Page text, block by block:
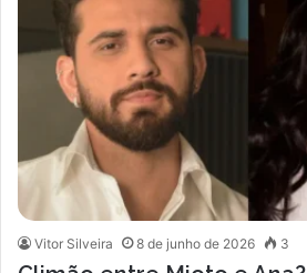
Vitor Silveira 8 de junho de 2026 3